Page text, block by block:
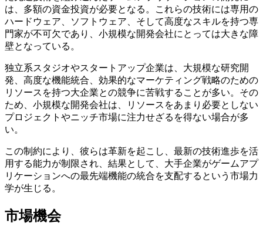
は、多額の資金投資が必要となる。これらの技術には専用の
ハードウェア、ソフトウェア、そして高度なスキルを持つ専
門家が不可欠であり、小規模な開発会社にとっては大きな障
壁となっている。
独立系スタジオやスタートアップ企業は、大規模な研究開
発、高度な機能統合、効果的なマーケティング戦略のための
リソースを持つ大企業との競争に苦戦することが多い。その
ため、小規模な開発会社は、リソースをあまり必要としない
プロジェクトやニッチ市場に注力せざるを得ない場合が多
い。
この制約により、彼らは革新を起こし、最新の技術進歩を活
用する能力が制限され、結果として、大手企業がゲームアプ
リケーションへの最先端機能の統合を支配するという市場力
学が生じる。
市場機会